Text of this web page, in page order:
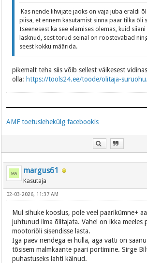
Kas nende lihvijate jaoks on vaja juba eraldi
piisa, et ennem kasutamist sinna paar tilka õli
Iseenesest ka see elamises olemas, kuid
lasknud, sest torud seinal on roostevabad
seest kokku määrida.
pikemalt teha siis võib sellest väikesest
olla: https://tools24.ee/toode/olitaja-
AMF toetuslehekülg facebookis
margus61
Kasutaja
02-03-2026, 11:37 AM
Mul sihuke kooslus, pole veel paarikümne+
juhtunud ilma õlitajata. Vahel on ikka meeles
mootoriõli sisendisse lasta.
Iga päev nendega ei hulla, aga vatti on
tõsisem malmkaante paari portimine. Sirge
puhastuseks lahti käinud.